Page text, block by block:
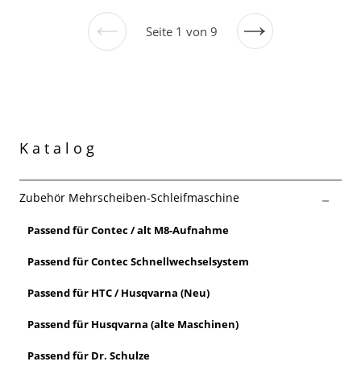
Katalog
Zubehör Mehrscheiben-Schleifmaschine
Passend für Contec / alt M8-Aufnahme
Passend für Contec Schnellwechselsystem
Passend für HTC / Husqvarna (Neu)
Passend für Husqvarna (alte Maschinen)
Passend für Dr. Schulze
VorherigeSeite 1 von 9
Nächste